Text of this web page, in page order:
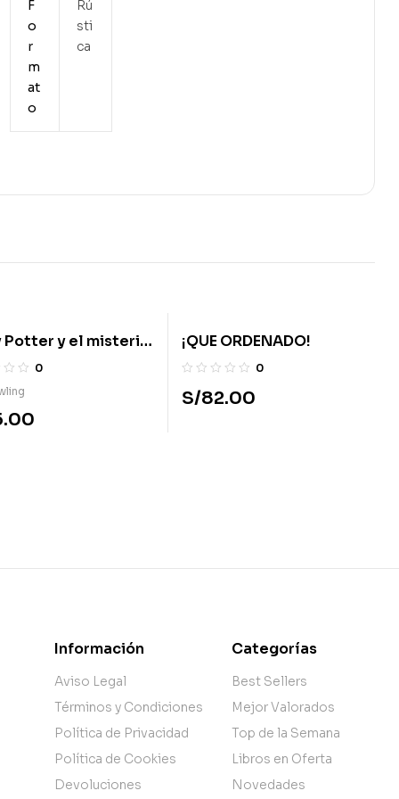
F
o
r
m
at
o
Rú
sti
ca
Potter y el misterio
– 06/07
0
¡QUE ORDENADO!
0
S/82.00
Información
Aviso Legal
Términos y Condiciones
Política de Privacidad
Política de Cookies
Devoluciones
Categorías
Best Sellers
Mejor Valorados
Top de la Semana
Libros en Oferta
Novedades